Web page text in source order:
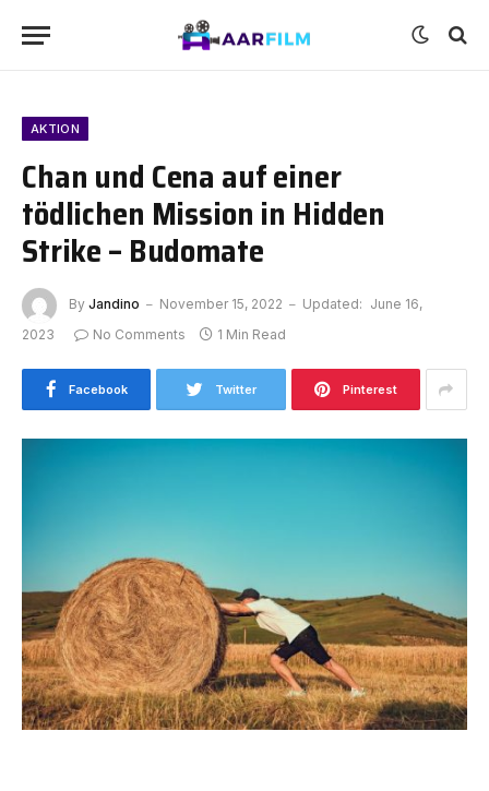
AKTION
Chan und Cena auf einer
tödlichen Mission in Hidden
Strike – Budomate
By Jandino November 15, 2022 Updated: June 16,
2023
No Comments 1 Min Read
Facebook Twitter Pinterest